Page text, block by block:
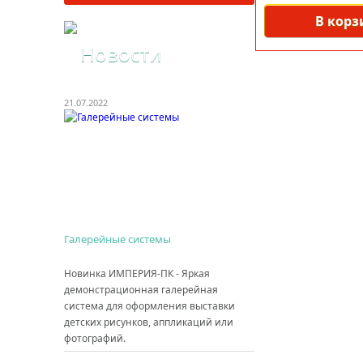
Новости
21.07.2022
Галерейные системы
Новинка ИМПЕРИЯ-ПК - Яркая
демонстрационная галерейная
система для оформления выставки
детских рисунков, аппликаций или
фотографий.
В